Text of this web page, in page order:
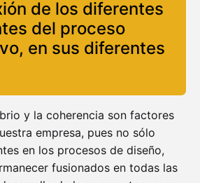
de los diferentes
del proceso
en sus diferentes
y la coherencia son factores
empresa, pues no sólo
en los procesos de diseño,
fusionados en todas las